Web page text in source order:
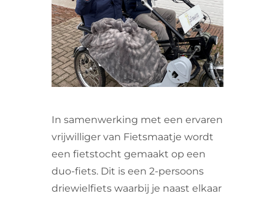
In samenwerking met een ervaren
vrijwilliger van Fietsmaatje wordt
een fietstocht gemaakt op een
duo-fiets. Dit is een 2-persoons
driewielfiets waarbij je naast elkaar